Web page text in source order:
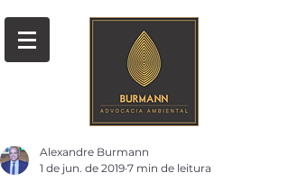
Alexandre Burmann
1 de jun. de 2019 7 min de leitura